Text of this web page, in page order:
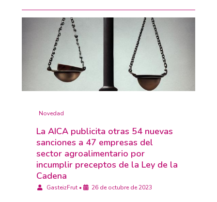
Novedad
La AICA publicita otras 54 nuevas
sanciones a 47 empresas del
sector agroalimentario por
incumplir preceptos de la Ley de la
Cadena
GasteizFrut • 26 de octubre de 2023